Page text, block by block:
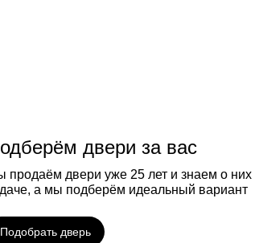
двери за вас
продаём двери уже 25 лет и знаем о
а мы подберём идеальный вариант
Подобрать дверь